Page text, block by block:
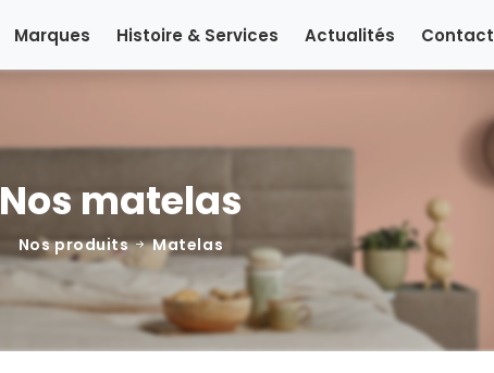
Marques Histoire & Services Actualités Contact
Nos matelas
Nos produits Matelas